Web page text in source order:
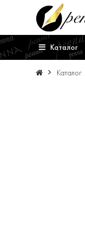
Каталог
Каталог